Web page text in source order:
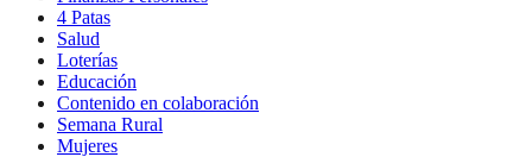
4 Patas
Salud
Loterías
Educación
Contenido en colaboración
Semana Rural
Mujeres